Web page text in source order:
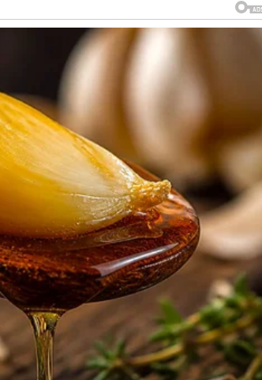
pogled na život.
i osjećaja da ste konačno na pravom mjestu.